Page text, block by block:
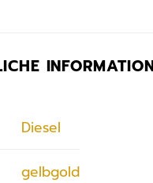
Diesel
gelbgold